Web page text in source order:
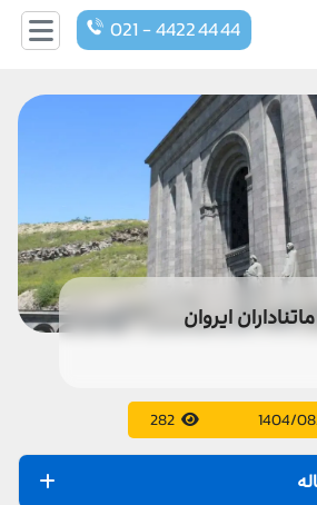
021 - 4422 44 44
ماتناداران ایروان
1404/